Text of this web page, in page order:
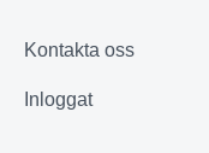
Kontakta oss
Inloggat